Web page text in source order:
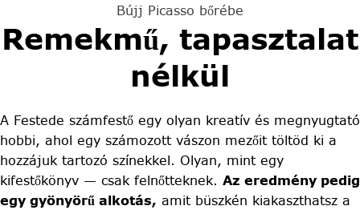
Bújj Picasso bőrébe
Remekmű, tapasztalat
nélkül
A Festede számfestő egy olyan kreatív és megnyugtató
hobbi, ahol egy számozott vászon mezőit töltöd ki a
hozzájuk tartozó színekkel. Olyan, mint egy
kifestőkönyv — csak felnőtteknek. Az eredmény pedig
egy gyönyörű alkotás, amit büszkén kiakaszthatsz a